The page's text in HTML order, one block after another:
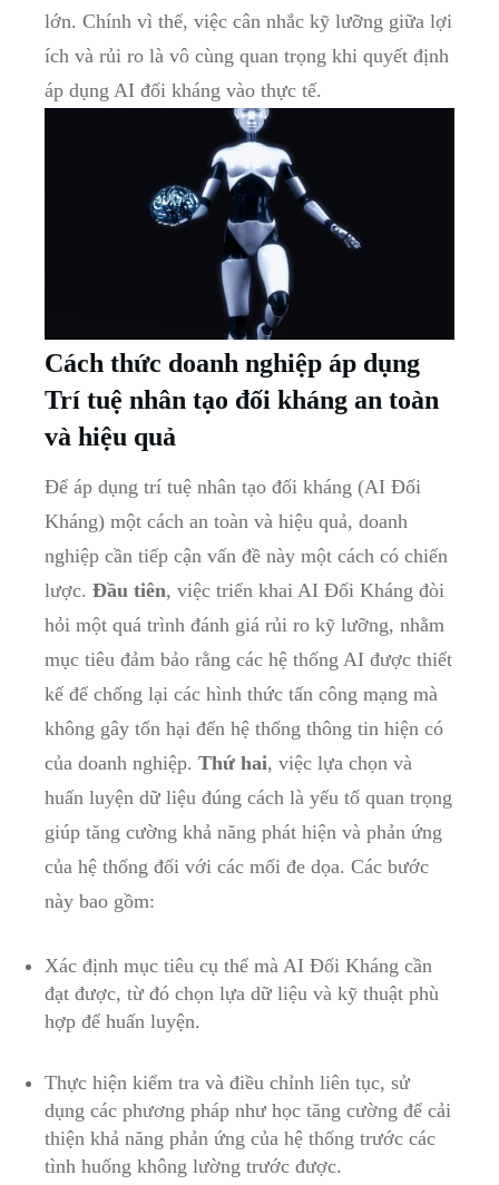
lớn. Chính vì ⁣thế, ⁤việc cân nhắc kỹ ⁣lưỡng giữa lợi
ích​ và ⁢rủi ‌ro là ​vô cùng quan trọng khi quyết định
⁤áp dụng AI đối kháng vào thực tế.
Cách thức doanh nghiệp áp dụng
Trí tuệ nhân tạo đối kháng an toàn
và hiệu quả
Để áp dụng‌ trí tuệ nhân tạo đối kháng‌ (AI Đối
Kháng) một cách an toàn và⁣ hiệu quả, doanh
nghiệp cần tiếp cận vấn đề này một cách có chiến
lược. Đầu tiên, việc triển khai AI Đối Kháng đòi
hỏi một quá trình đánh giá ⁢rủi ro kỹ ⁣lưỡng, nhằm
mục tiêu ‌đảm bảo rằng các hệ thống AI được thiết
kế để chống lại các hình thức tấn công mạng mà
không gây tổn hại đến hệ thống thông tin ⁢hiện có
của doanh nghiệp. Thứ hai, việc lựa chọn và
huấn luyện dữ‍ liệu ⁣đúng cách là ⁤yếu tố quan trọng
giúp⁤ tăng cường ‌khả năng‌ phát hiện​ và phản ứng
của hệ thống đối với các mối đe dọa. Các bước
này bao gồm:
Xác định mục tiêu‌ cụ thể ‌mà AI Đối Kháng cần
đạt được,​ từ đó chọn lựa ⁢dữ liệu và kỹ thuật phù
hợp để ⁢huấn luyện.
Thực hiện‌ kiểm tra và điều chỉnh liên‍ tục, sử
dụng các phương pháp như học ⁣tăng cường để cải
thiện khả năng phản ⁣ứng của hệ thống trước các
‌tình huống không lường trước ⁤được.